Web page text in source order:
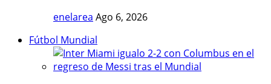
enelarea Ago 6, 2026
Fútbol Mundial